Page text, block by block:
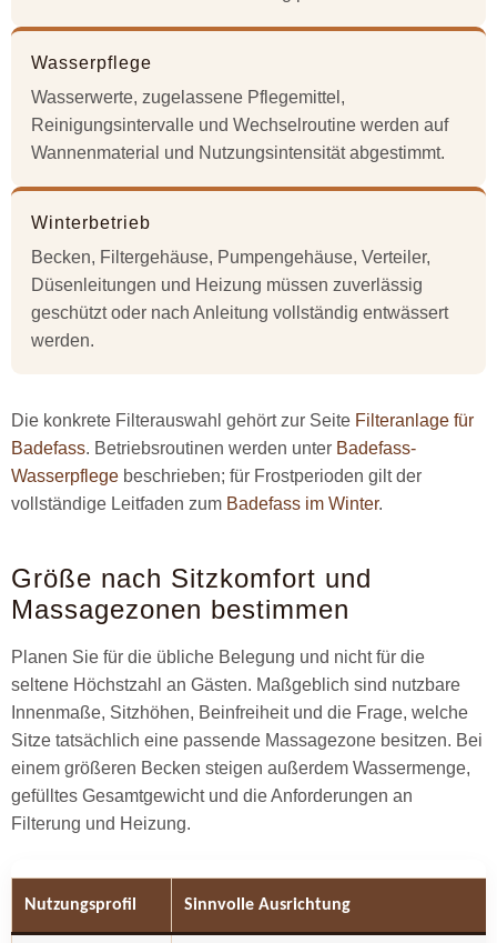
Wasserpflege
Wasserwerte, zugelassene Pflegemittel,
Reinigungsintervalle und Wechselroutine werden auf
Wannenmaterial und Nutzungsintensität abgestimmt.
Winterbetrieb
Becken, Filtergehäuse, Pumpengehäuse, Verteiler,
Düsenleitungen und Heizung müssen zuverlässig
geschützt oder nach Anleitung vollständig entwässert
werden.
Die konkrete Filterauswahl gehört zur Seite Filteranlage für
Badefass. Betriebsroutinen werden unter Badefass-
Wasserpflege beschrieben; für Frostperioden gilt der
vollständige Leitfaden zum Badefass im Winter.
Größe nach Sitzkomfort und
Massagezonen bestimmen
Planen Sie für die übliche Belegung und nicht für die
seltene Höchstzahl an Gästen. Maßgeblich sind nutzbare
Innenmaße, Sitzhöhen, Beinfreiheit und die Frage, welche
Sitze tatsächlich eine passende Massagezone besitzen. Bei
einem größeren Becken steigen außerdem Wassermenge,
gefülltes Gesamtgewicht und die Anforderungen an
Filterung und Heizung.
Nutzungsprofil Sinnvolle Ausrichtung